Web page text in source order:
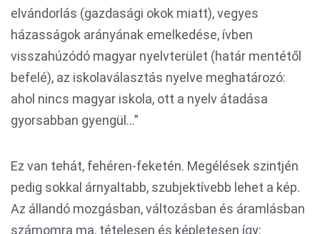
elvándorlás (gazdasági okok miatt), vegyes
házasságok arányának emelkedése, ívben
visszahúzódó magyar nyelvterület (határ mentétől
befelé), az iskolaválasztás nyelve meghatározó:
ahol nincs magyar iskola, ott a nyelv átadása
gyorsabban gyengül…”
Ez van tehát, fehéren-feketén. Megélések szintjén
pedig sokkal árnyaltabb, szubjektívebb lehet a kép.
Az állandó mozgásban, változásban és áramlásban
számomra ma, tételesen és képletesen így: